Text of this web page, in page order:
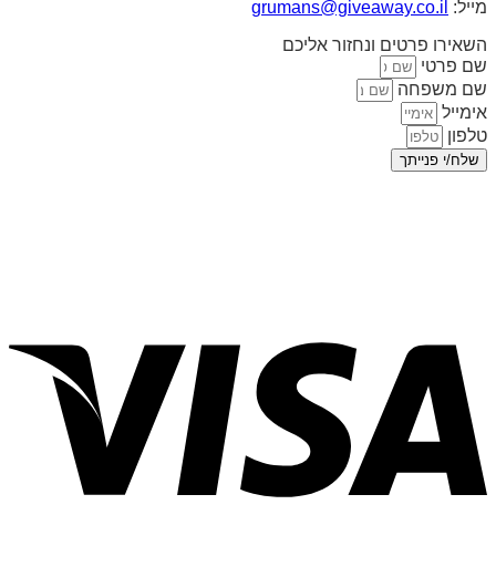
מייל: grumans@giveaway.co.il
השאירו פרטים ונחזור אליכם
שם פרטי
שם משפחה
אימייל
טלפון
שלח/י פנייתך